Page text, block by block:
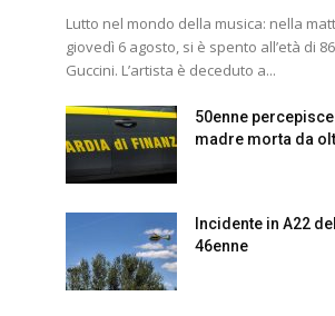
Lutto nel mondo della musica: nella
giovedì 6 agosto, si è spento all’età di
Guccini. L’artista è deceduto a...
50enne
madre morta da
Incidente in A22
46enne